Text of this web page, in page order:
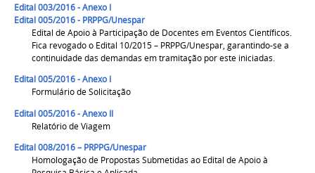
Edital 003/2016 - Anexo I
Edital 005/2016 - PRPPG/Unespar
Edital de Apoio à Participação de Docentes em Eventos Científicos.
Fica revogado o Edital 10/2015 – PRPPG/Unespar, garantindo-se a
continuidade das demandas em tramitação por este iniciadas.
Edital 005/2016 - Anexo I
Formulário de Solicitação
Edital 005/2016 - Anexo II
Relatório de Viagem
Edital 008/2016 – PRPPG/Unespar
Homologação de Propostas Submetidas ao Edital de Apoio à